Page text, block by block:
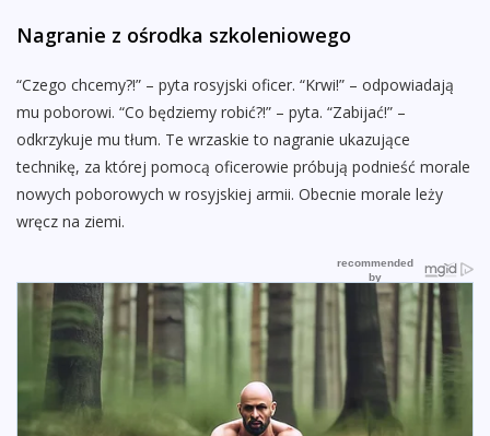
Nagranie z ośrodka szkoleniowego
“Czego chcemy?!” – pyta rosyjski oficer. “Krwi!” – odpowiadają
mu poborowi. “Co będziemy robić?!” – pyta. “Zabijać!” –
odkrzykuje mu tłum. Te wrzaskie to nagranie ukazujące
technikę, za której pomocą oficerowie próbują podnieść morale
nowych poborowych w rosyjskiej armii. Obecnie morale leży
wręcz na ziemi.